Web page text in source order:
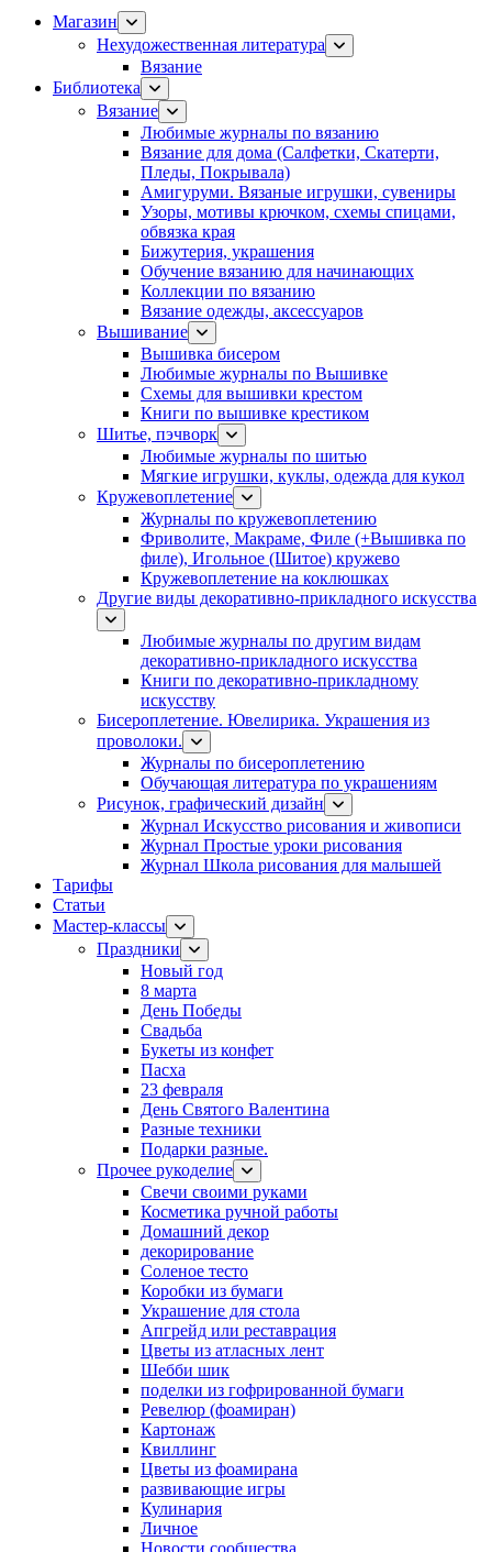
Магазин
Нехудожественная литература
Вязание
Библиотека
Вязание
Любимые журналы по вязанию
Вязание для дома (Салфетки, Скатерти,
Пледы, Покрывала)
Амигуруми. Вязаные игрушки, сувениры
Узоры, мотивы крючком, схемы спицами,
обвязка края
Бижутерия, украшения
Обучение вязанию для начинающих
Коллекции по вязанию
Вязание одежды, аксессуаров
Вышивание
Вышивка бисером
Любимые журналы по Вышивке
Схемы для вышивки крестом
Книги по вышивке крестиком
Шитье, пэчворк
Любимые журналы по шитью
Мягкие игрушки, куклы, одежда для кукол
Кружевоплетение
Журналы по кружевоплетению
Фриволите, Макраме, Филе (+Вышивка по
филе), Игольное (Шитое) кружево
Кружевоплетение на коклюшках
Другие виды декоративно-прикладного искусства
Любимые журналы по другим видам
декоративно-прикладного искусства
Книги по декоративно-прикладному
искусству
Бисероплетение. Ювелирика. Украшения из
проволоки.
Журналы по бисероплетению
Обучающая литература по украшениям
Рисунок, графический дизайн
Журнал Искусство рисования и живописи
Журнал Простые уроки рисования
Журнал Школа рисования для малышей
Тарифы
Статьи
Мастер-классы
Праздники
Новый год
8 марта
День Победы
Свадьба
Букеты из конфет
Пасха
23 февраля
День Святого Валентина
Разные техники
Подарки разные.
Прочее рукоделие
Свечи своими руками
Косметика ручной работы
Домашний декор
декорирование
Соленое тесто
Коробки из бумаги
Украшение для стола
Апгрейд или реставрация
Цветы из атласных лент
Шебби шик
поделки из гофрированной бумаги
Ревелюр (фоамиран)
Картонаж
Квиллинг
Цветы из фоамирана
развивающие игры
Кулинария
Личное
Новости сообщества